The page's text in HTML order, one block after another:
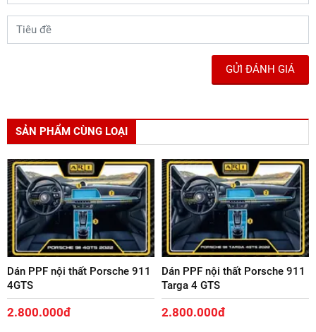
GỬI ĐÁNH GIÁ
SẢN PHẨM CÙNG LOẠI
Dán PPF nội thất Porsche 911
4GTS
2.800.000đ
Dán PPF nội thất Porsche 911
Targa 4 GTS
2.800.000đ